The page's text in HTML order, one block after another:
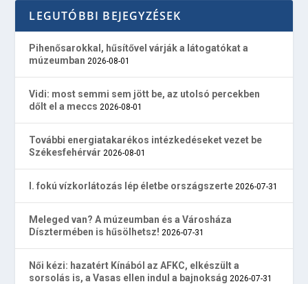
LEGUTÓBBI BEJEGYZÉSEK
Pihenősarokkal, hűsítővel várják a látogatókat a
múzeumban 2026-08-01
Vidi: most semmi sem jött be, az utolsó percekben
dőlt el a meccs 2026-08-01
További energiatakarékos intézkedéseket vezet be
Székesfehérvár 2026-08-01
I. fokú vízkorlátozás lép életbe országszerte 2026-07-31
Meleged van? A múzeumban és a Városháza
Dísztermében is hűsölhetsz! 2026-07-31
Női kézi: hazatért Kínából az AFKC, elkészült a
sorsolás is, a Vasas ellen indul a bajnokság 2026-07-31